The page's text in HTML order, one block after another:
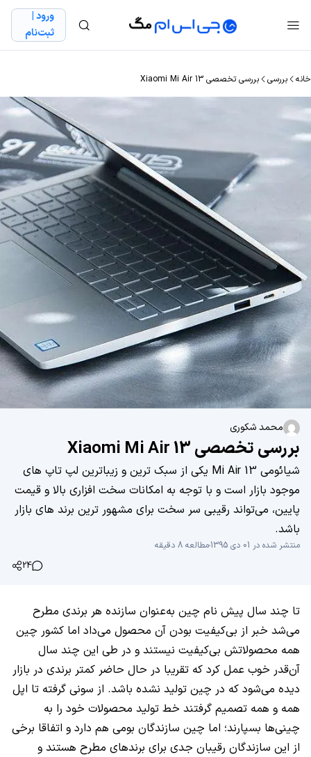
ورود |
ثبت‌نام
خانه بررسی بررسی تخصصی Xiaomi Mi Air 13
محمد شکوری
بررسی تخصصی Xiaomi Mi Air 13
شیائومی Mi Air 13 یکی از سبک ترین و زیباترین لپ تاپ های
موجود بازار است و با توجه به امکانات سخت افزاری بالا و قیمت
پایین، می‌تواند رقیبی سر سخت برای مشهور ترین برند های بازار
باشد.
منتشر شده در 01 دی 1395
مطالعه 8 دقیقه
24
تا چند سال پیش نام چین به‌عنوان سازنده هر برندی مطرح
می‌شد خبر از بی‌کیفیت بودن آن محصول می‌داد اما کشور چین
همه محصولاتش بی‌کیفیت نیستند و در طی این چند سال
آن‌قدر خوب عمل کرد که تقریبا در حال حاضر کمتر برندی در بازار
دیده می‌شود که در چین تولید نشده باشد. از سونی گرفته تا اپل
همه و همه تصمیم گرفتند خط تولید محصولات خود را به
چینی‌ها بسپارند؛ اما چین سازندگان بومی هم دارد و اتفاقا برخی
از این سازندگان رقیبان جدی برای برندهای مطرح هستند و